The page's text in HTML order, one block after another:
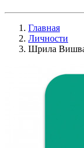
Главная
Личности
Шрила